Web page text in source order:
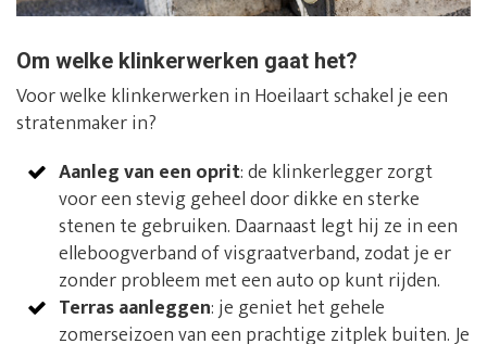
Om welke klinkerwerken gaat het?
Voor welke klinkerwerken in Hoeilaart schakel je een
stratenmaker in?
Aanleg van een oprit: de klinkerlegger zorgt
voor een stevig geheel door dikke en sterke
stenen te gebruiken. Daarnaast legt hij ze in een
elleboogverband of visgraatverband, zodat je er
zonder probleem met een auto op kunt rijden.
Terras aanleggen: je geniet het gehele
zomerseizoen van een prachtige zitplek buiten. Je